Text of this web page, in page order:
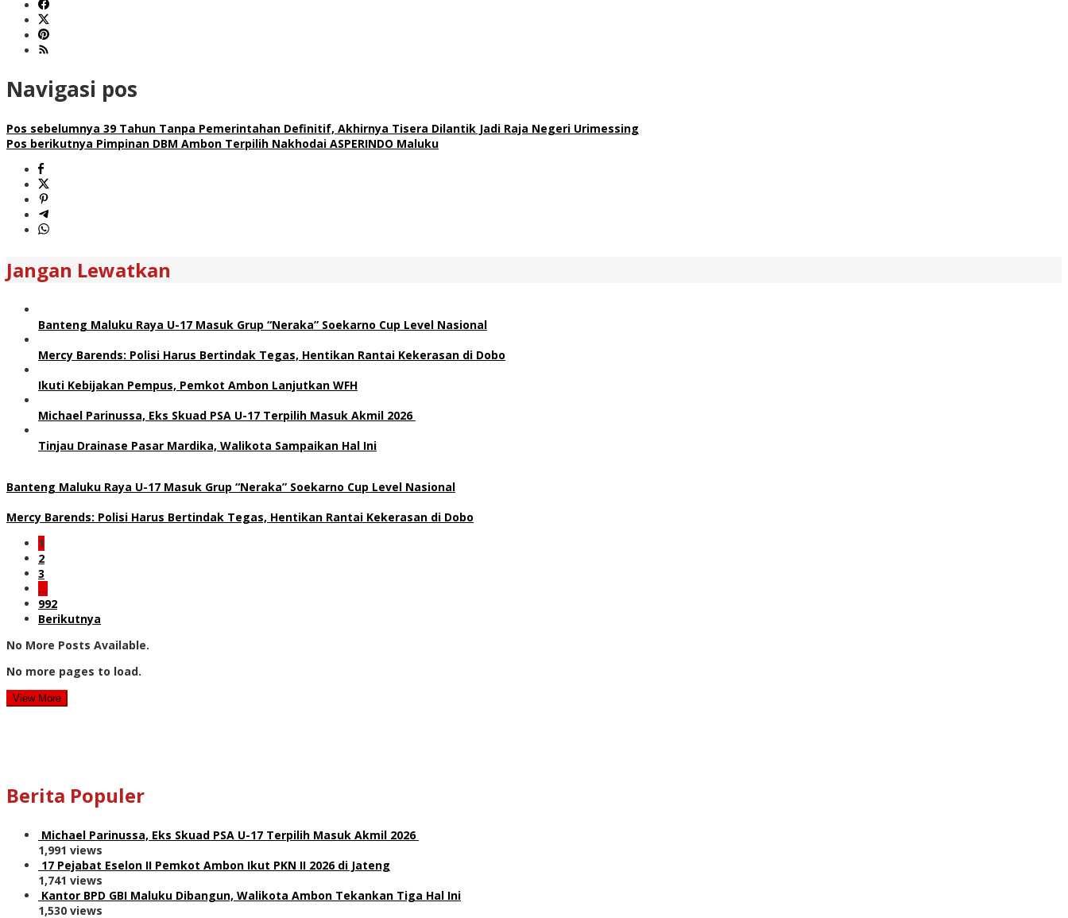
Navigasi pos
Pos sebelumnya 39 Tahun Tanpa Pemerintahan Definitif, Akhirnya Tisera Dilantik Jadi Raja Negeri Urimessing
Pos berikutnya Pimpinan DBM Ambon Terpilih Nakhodai ASPERINDO Maluku
Jangan Lewatkan
Banteng Maluku Raya U-17 Masuk Grup “Neraka” Soekarno Cup Level Nasional
Mercy Barends: Polisi Harus Bertindak Tegas, Hentikan Rantai Kekerasan di Dobo
Ikuti Kebijakan Pempus, Pemkot Ambon Lanjutkan WFH
Michael Parinussa, Eks Skuad PSA U-17 Terpilih Masuk Akmil 2026
Tinjau Drainase Pasar Mardika, Walikota Sampaikan Hal Ini
Banteng Maluku Raya U-17 Masuk Grup “Neraka” Soekarno Cup Level Nasional
Mercy Barends: Polisi Harus Bertindak Tegas, Hentikan Rantai Kekerasan di Dobo
1
2
3
…
992
Berikutnya
No More Posts Available.
No more pages to load.
View More
Berita Populer
Michael Parinussa, Eks Skuad PSA U-17 Terpilih Masuk Akmil 2026
1,991 views
17 Pejabat Eselon II Pemkot Ambon Ikut PKN II 2026 di Jateng
1,741 views
Kantor BPD GBI Maluku Dibangun, Walikota Ambon Tekankan Tiga Hal Ini
1,530 views